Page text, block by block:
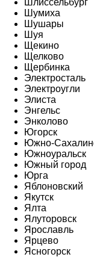
Шлиссельбург
Шумиха
Шушары
Шуя
Щекино
Щелково
Щербинка
Электросталь
Электроугли
Элиста
Энгельс
Энколово
Югорск
Южно-
Южноуральск
Южный город
Юрга
Яблоновский
Якутск
Ялта
Ялуторовск
Ярославль
Ярцево
Ясногорск